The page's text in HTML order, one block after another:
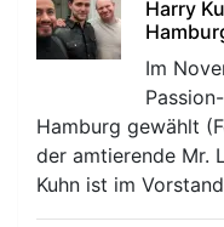
Harry
Im
Hamburg gewählt
der amtierende Mr.
Kuhn ist im